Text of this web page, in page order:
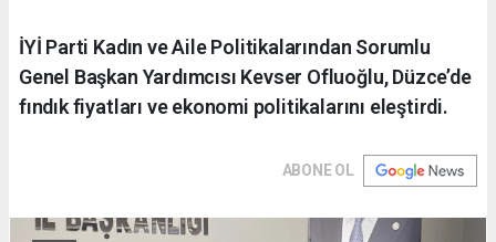
İYİ Parti Kadın ve Aile Politikalarından Sorumlu
Genel Başkan Yardımcısı Kevser Ofluoğlu, Düzce’de
fındık fiyatları ve ekonomi politikalarını eleştirdi.
ABONE OL